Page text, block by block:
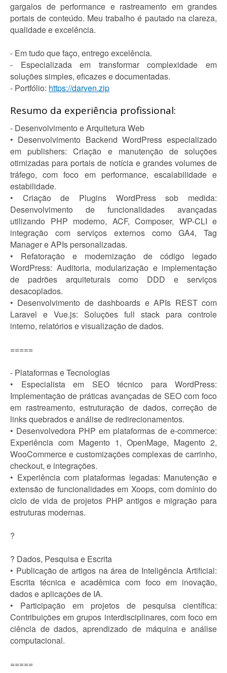
gargalos de performance e rastreamento em grandes
portais de conteúdo. Meu trabalho é pautado na clareza,
qualidade e excelência.
- Em tudo que faço, entrego excelência.
- Especializada em transformar complexidade em
soluções simples, eficazes e documentadas.
- Portfólio: https://darven.zip
Resumo da experiência profissional:
- Desenvolvimento e Arquitetura Web
• Desenvolvimento Backend WordPress especializado
em publishers: Criação e manutenção de soluções
otimizadas para portais de notícia e grandes volumes de
tráfego, com foco em performance, escalabilidade e
estabilidade.
• Criação de Plugins WordPress sob medida:
Desenvolvimento de funcionalidades avançadas
utilizando PHP moderno, ACF, Composer, WP-CLI e
integração com serviços externos como GA4, Tag
Manager e APIs personalizadas.
• Refatoração e modernização de código legado
WordPress: Auditoria, modularização e implementação
de padrões arquiteturais como DDD e serviços
desacoplados.
• Desenvolvimento de dashboards e APIs REST com
Laravel e Vue.js: Soluções full stack para controle
interno, relatórios e visualização de dados.
=====
- Plataformas e Tecnologias
• Especialista em SEO técnico para WordPress:
Implementação de práticas avançadas de SEO com foco
em rastreamento, estruturação de dados, correção de
links quebrados e análise de redirecionamentos.
• Desenvolvedora PHP em plataformas de e-commerce:
Experiência com Magento 1, OpenMage, Magento 2,
WooCommerce e customizações complexas de carrinho,
checkout, e integrações.
• Experiência com plataformas legadas: Manutenção e
extensão de funcionalidades em Xoops, com domínio do
ciclo de vida de projetos PHP antigos e migração para
estruturas modernas.
?
? Dados, Pesquisa e Escrita
• Publicação de artigos na área de Inteligência Artificial:
Escrita técnica e acadêmica com foco em inovação,
dados e aplicações de IA.
• Participação em projetos de pesquisa científica:
Contribuições em grupos interdisciplinares, com foco em
ciência de dados, aprendizado de máquina e análise
computacional.
=====